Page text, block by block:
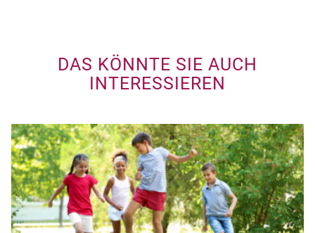
DAS KÖNNTE SIE AUCH
INTERESSIEREN